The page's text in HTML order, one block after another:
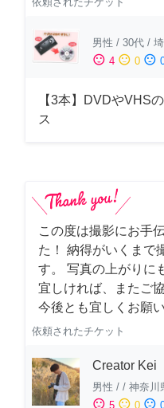
男性 / 30代 /
sentiment_satisfied 4 sentiment_neutral 0 sentiment_dissatisfied
【3本】DVDやVHS
ス
この度は撮影にお手
た！ 納得がいくまで
す。 写真の上がりに
宜しければ、またご
今後とも宜しくお願
依頼されたチケット
Creator Kei
男性 / / 神奈川
sentiment_satisfied 5 sentiment_neutral 0 sentiment_dissatisfied